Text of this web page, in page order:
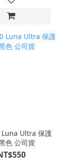
Ultra 保護
色 公司貨